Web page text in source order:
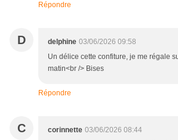
Répondre
D delphine 03/06/2026 09:58
Un délice cette confiture, je me régale
matin<br /> Bises
Répondre
C corinnette 03/06/2026 08:44